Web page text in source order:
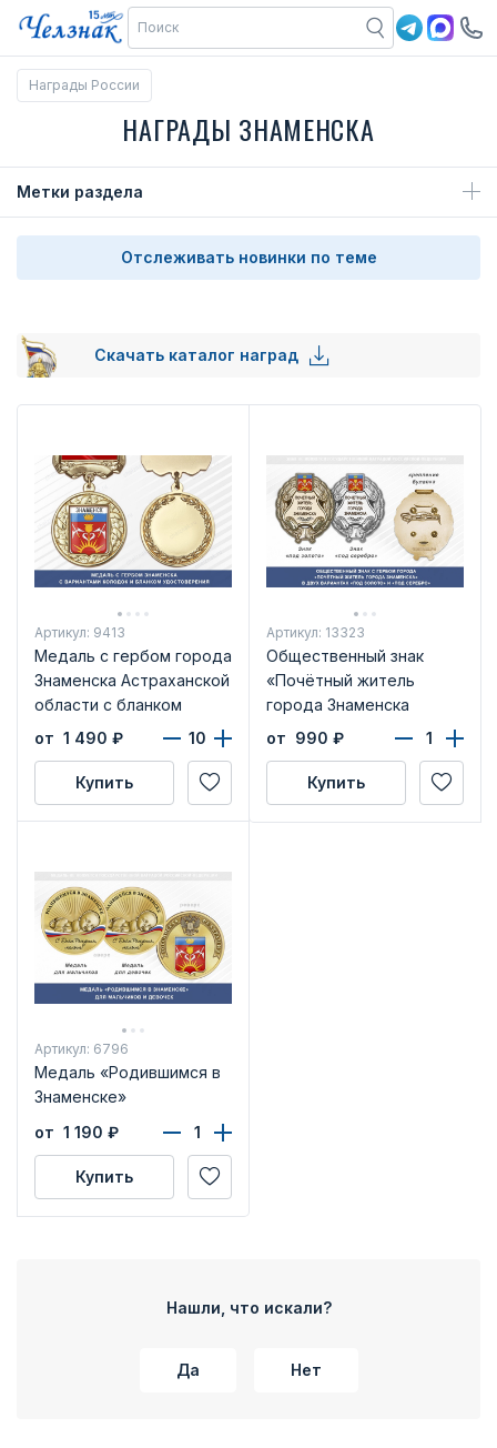
Награды России
НАГРАДЫ ЗНАМЕНСКА
Метки раздела
Отслеживать новинки по теме
Скачать каталог наград
Артикул: 9413
Медаль с гербом города
Знаменска Астраханской
области с бланком
удостоверения
от 1 490 ₽
Купить
Артикул: 13323
Общественный знак
«Почётный житель
города Знаменска
Астраханской области»
от 990 ₽
Купить
Артикул: 6796
Медаль «Родившимся в
Знаменске»
от 1 190 ₽
Купить
Нашли, что искали?
Да Нет